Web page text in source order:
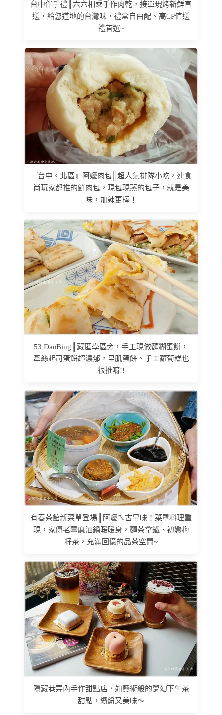
台中伴手禮║六六相乘手作肉乾，接單現烤新鮮直
送，給您道地的台灣味，禮盒自由配、高CP值送
禮首選~
『台中。北區』阿嬤肉包║超人氣排隊小吃，連食
尚玩家都推的鮮肉包，現包現蒸的包子，就是美
味，加辣更棒！
53 DanBing║藏匿學區旁，手工現做麵糊蛋餅，
牽絲起司蛋餅超濃郁，里肌蛋餅、手工蘿蔔糕也
很推唷!!
有春茶館新菜單登場║阿嬤ㄟ古早味！菜罩料理重
現，家傳老薑麻油鍋暖暖身，麵茶拿鐵、初戀梅
籽茶，充滿回憶的品茶空間~
隱藏巷弄內手作甜點店，如藝術般的夢幻下午茶
甜點，繽紛又美味～